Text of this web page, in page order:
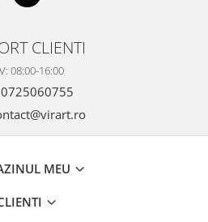
CLIENTI
08:00-16:00
0725060755
MEU